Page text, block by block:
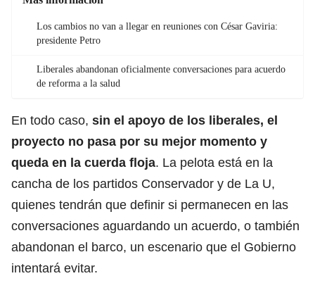
Los cambios no van a llegar en reuniones con César Gaviria:
presidente Petro
Liberales abandonan oficialmente conversaciones para acuerdo
de reforma a la salud
En todo caso, sin el apoyo de los liberales, el
proyecto no pasa por su mejor momento y
queda en la cuerda floja. La pelota está en la
cancha de los partidos Conservador y de La U,
quienes tendrán que definir si permanecen en las
conversaciones aguardando un acuerdo, o también
abandonan el barco, un escenario que el Gobierno
intentará evitar.